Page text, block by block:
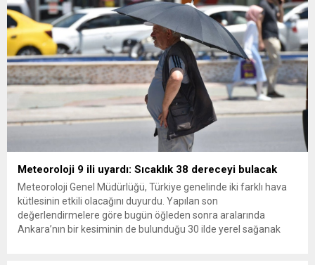
Meteoroloji 9 ili uyardı: Sıcaklık 38 dereceyi bulacak
Meteoroloji Genel Müdürlüğü, Türkiye genelinde iki farklı hava
kütlesinin etkili olacağını duyurdu. Yapılan son
değerlendirmelere göre bugün öğleden sonra aralarında
Ankara’nın bir kesiminin de bulunduğu 30 ilde yerel sağanak